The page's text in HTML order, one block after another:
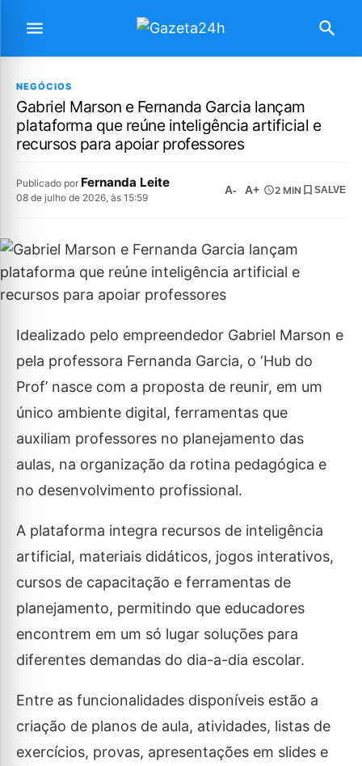
NEGÓCIOS
Gabriel Marson e Fernanda Garcia lançam
plataforma que reúne inteligência artificial e
recursos para apoiar professores
Publicado por Fernanda Leite
08 de julho de 2026, às 15:59
A- A+ 2 MIN SALVE
Idealizado pelo empreendedor Gabriel Marson e
pela professora Fernanda Garcia, o ‘Hub do
Prof’ nasce com a proposta de reunir, em um
único ambiente digital, ferramentas que
auxiliam professores no planejamento das
aulas, na organização da rotina pedagógica e
no desenvolvimento profissional.
A plataforma integra recursos de inteligência
artificial, materiais didáticos, jogos interativos,
cursos de capacitação e ferramentas de
planejamento, permitindo que educadores
encontrem em um só lugar soluções para
diferentes demandas do dia-a-dia escolar.
Entre as funcionalidades disponíveis estão a
criação de planos de aula, atividades, listas de
exercícios, provas, apresentações em slides e